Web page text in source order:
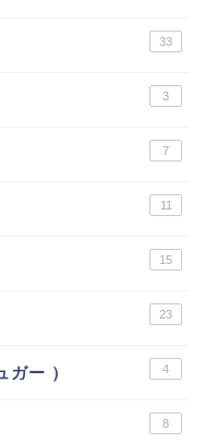
33
3
7
11
15
23
ー ） 4
8